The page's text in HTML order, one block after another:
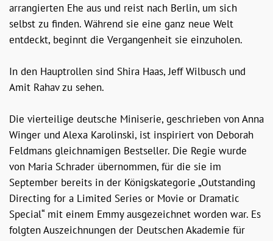
arrangierten Ehe aus und reist nach Berlin, um sich
selbst zu finden. Während sie eine ganz neue Welt
entdeckt, beginnt die Vergangenheit sie einzuholen.
In den Hauptrollen sind Shira Haas, Jeff Wilbusch und
Amit Rahav zu sehen.
Die vierteilige deutsche Miniserie, geschrieben von Anna
Winger und Alexa Karolinski, ist inspiriert von Deborah
Feldmans gleichnamigen Bestseller. Die Regie wurde
von Maria Schrader übernommen, für die sie im
September bereits in der Königskategorie „Outstanding
Directing for a Limited Series or Movie or Dramatic
Special“ mit einem Emmy ausgezeichnet worden war. Es
folgten Auszeichnungen der Deutschen Akademie für